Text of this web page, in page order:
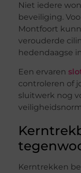
Niet iedere
beveiliging.
Montfoort
verouderde
hedendaagse
Een ervaren
controleren of
sluitwerk nog
Kerntrekken